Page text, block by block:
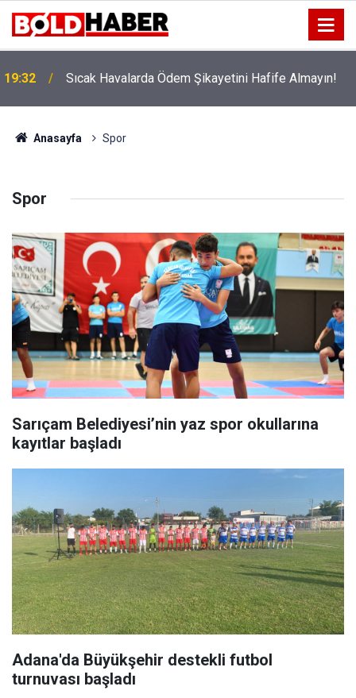
19:32 Sıcak Havalarda Ödem Şikayetini Hafife Almayın!
Anasayfa Spor
Spor
Sarıçam Belediyesi’nin yaz spor okullarına
kayıtlar başladı
Adana'da Büyükşehir destekli futbol
turnuvası başladı